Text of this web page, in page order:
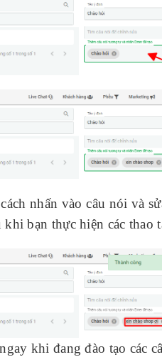
nhấn vào câu nói và
bạn thực hiện các thao
khi đang đào tạo các